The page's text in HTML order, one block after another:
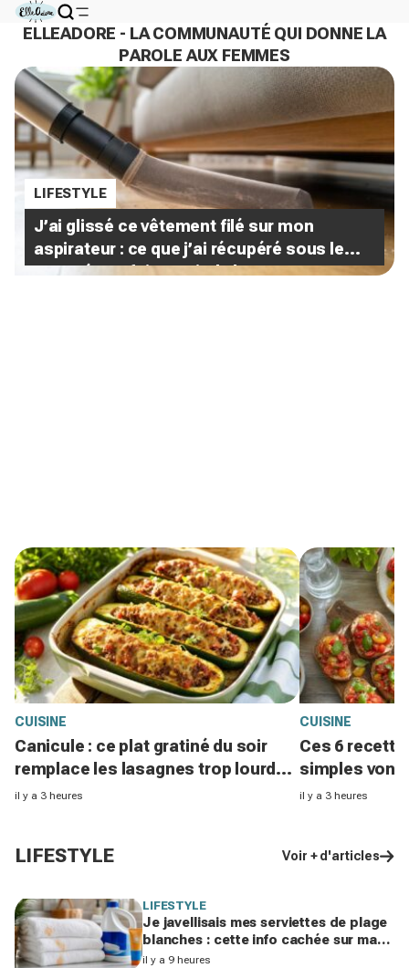
ELLEADORE - LA COMMUNAUTÉ QUI DONNE LA
PAROLE AUX FEMMES
LIFESTYLE
J’ai glissé ce vêtement filé sur mon
aspirateur : ce que j’ai récupéré sous le
canapé m’a fait rougir de honte
CUISINE
Canicule : ce plat gratiné du soir
remplace les lasagnes trop lourdes
et passe même quand personne n'a
il y a 3 heures
CUISINE
Ces 6
simples vont
repas d’été,
il y a 3 heures
LIFESTYLE Voir + d'articles
LIFESTYLE
Je javellisais mes serviettes de plage
blanches : cette info cachée sur ma
crème solaire explique les taches
il y a 9 heures